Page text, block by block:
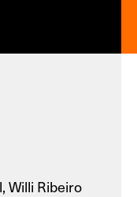
Willi Ribeiro